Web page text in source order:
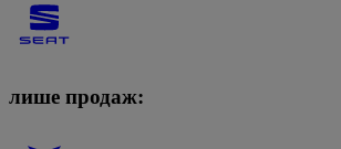
лише продаж: